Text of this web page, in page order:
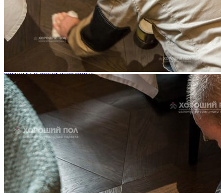
1 500 ₽
Блог
Интересные статьи о паркете Coswick
ВИДЕО-ИНСТРУКЦИЯ: Реставрация царапин. Полы,
покрытые маслом и твердым воском. Системы для локального
ремонта и восстановления
Читать полностью
02.02.2026
ПОЛЫ, ПОКРЫТЫЕ МАСЛОМ. РЕСТАВРАЦИЯ
НЕБОЛЬШИХ ПОТЕРТОСТЕЙ
Читать полностью
12.01.2026